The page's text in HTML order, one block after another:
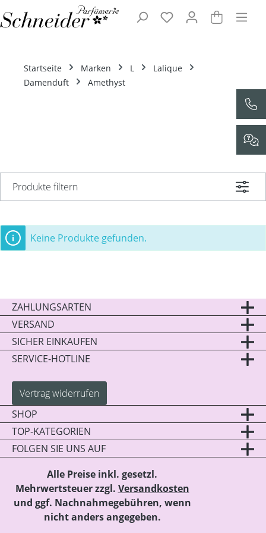
Zum Hauptinhalt springen
Startseite Marken L
Lalique
Damenduft
Amethyst
Produkte filtern
Keine Produkte gefunden.
ZAHLUNGSARTEN
VERSAND
SICHER EINKAUFEN
SERVICE-HOTLINE
Vertrag widerrufen
SHOP
TOP-KATEGORIEN
FOLGEN SIE UNS AUF
Alle Preise inkl. gesetzl.
Mehrwertsteuer zzgl. Versandkosten
und ggf. Nachnahmegebühren, wenn
nicht anders angegeben.